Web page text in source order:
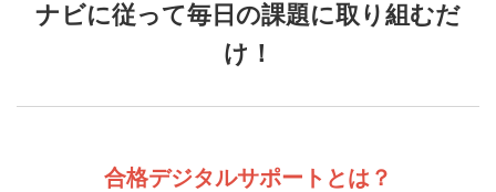
ナビに従って毎日の課題に取り組むだ
け！
合格デジタルサポートとは？